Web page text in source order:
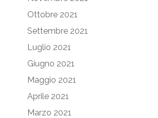
Ottobre 2021
Settembre 2021
Luglio 2021
Giugno 2021
Maggio 2021
Aprile 2021
Marzo 2021